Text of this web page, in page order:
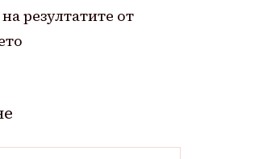
резултатите от